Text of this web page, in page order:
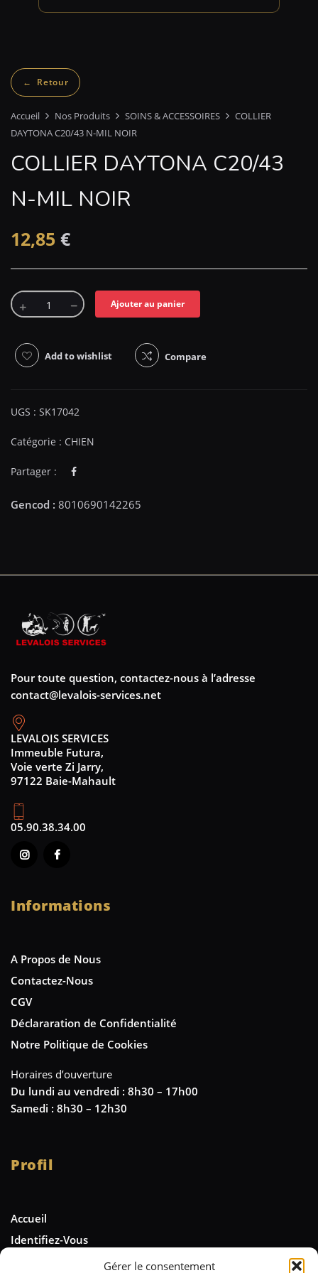
Gérer le consentement
Accueil Nos Produits SOINS & ACCESSOIRES
COLLIER
DAYTONA C20/43 N-MIL NOIR
COLLIER DAYTONA C20/43
N-MIL NOIR
12,85 €
Ajouter au panier
Add to wishlist Compare
UGS : SK17042
Catégorie : CHIEN
Partager :
Pour toute question, contactez-nous à l’adresse
contact@levalois-services.net
LEVALOIS SERVICES
Immeuble Futura,
Voie verte Zi Jarry,
97122 Baie-Mahault
05.90.38.34.00
Informations
A Propos de Nous
Contactez-Nous
CGV
Déclararation de Confidentialité
Notre Politique de Cookies
Horaires d’ouverture
Du lundi au vendredi : 8h30 – 17h00
Samedi : 8h30 – 12h30
Profil
Accueil
Identifiez-Vous